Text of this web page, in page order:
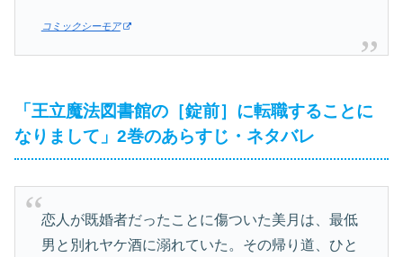
コミックシーモア
「王立魔法図書館の［錠前］に転職することに
なりまして」2巻のあらすじ・ネタバレ
恋人が既婚者だったことに傷ついた美月は、最低
男と別れヤケ酒に溺れていた。その帰り道、ひと